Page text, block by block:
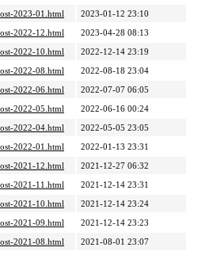
2023-01.html
2023-01-12 23:10
2022-12.html
2023-04-28 08:13
2022-10.html
2022-12-14 23:19
2022-08.html
2022-08-18 23:04
2022-06.html
2022-07-07 06:05
2022-05.html
2022-06-16 00:24
2022-04.html
2022-05-05 23:05
2022-01.html
2022-01-13 23:31
2021-12.html
2021-12-27 06:32
2021-11.html
2021-12-14 23:31
2021-10.html
2021-12-14 23:24
2021-09.html
2021-12-14 23:23
2021-08.html
2021-08-01 23:07